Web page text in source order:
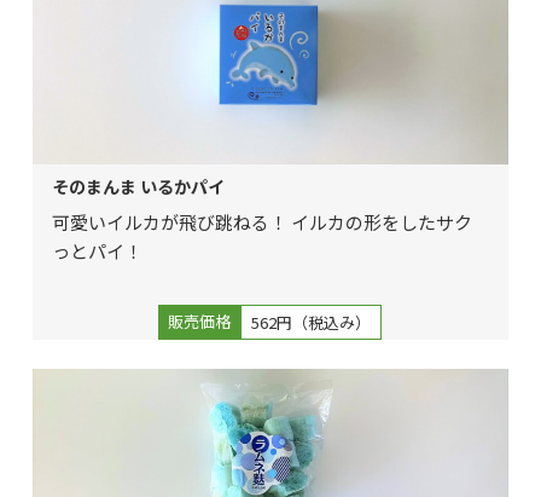
そのまんま いるかパイ
可愛いイルカが飛び跳ねる！ イルカの形をしたサク
っとパイ！
販売価格 562円（税込み）